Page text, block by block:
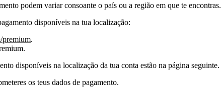
podem variar consoante o país ou a região em que te encontras.
disponíveis na tua localização:
premium.
disponíveis na localização da tua conta estão na página seguinte.
os teus dados de pagamento.